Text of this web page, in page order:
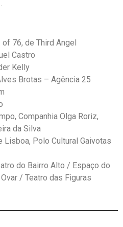
76, de Third Angel
Castro
Kelly
Brotas – Agência 25
Companhia Olga Roriz,
da Silva
Lisboa, Polo Cultural Gaivotas
do Bairro Alto / Espaço do
/ Teatro das Figuras